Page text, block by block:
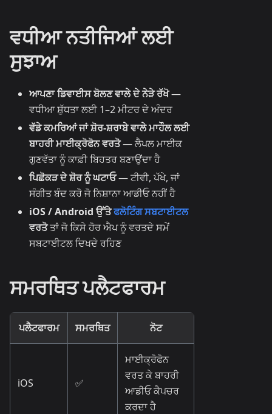
ਵਧੀਆ ਨਤੀਜਿਆਂ ਲਈ
ਸੁਝਾਅ
ਆਪਣਾ ਡਿਵਾਈਸ ਬੋਲਣ ਵਾਲੇ ਦੇ ਨੇੜੇ ਰੱਖੋ—
ਵਧੀਆ ਸ਼ੁੱਧਤਾ ਲਈ 1–2 ਮੀਟਰ ਦੇ ਅੰਦਰ
ਵੱਡੇ ਕਮਰਿਆਂ ਜਾਂ ਸ਼ੋਰ-ਸ਼ਰਾਬੇ ਵਾਲੇ ਮਾਹੌਲ ਲਈ
ਬਾਹਰੀ ਮਾਈਕ੍ਰੋਫੋਨ ਵਰਤੋ— ਲੈਪਲ ਮਾਈਕ
ਗੁਣਵੱਤਾ ਨੂੰ ਕਾਫ਼ੀ ਬਿਹਤਰ ਬਣਾਉਂਦਾ ਹੈ
ਪਿਛੋਕੜ ਦੇ ਸ਼ੋਰ ਨੂੰ ਘਟਾਓ— ਟੀਵੀ, ਪੱਖੇ, ਜਾਂ
ਸੰਗੀਤ ਬੰਦ ਕਰੋ ਜੋ ਨਿਸ਼ਾਨਾ ਆਡੀਓ ਨਹੀਂ ਹੈ
iOS / Android ਉੱਤੇਫਲੋਟਿੰਗ ਸਬਟਾਈਟਲ
ਵਰਤੋਤਾਂ ਜੋ ਕਿਸੇ ਹੋਰ ਐਪ ਨੂੰ ਵਰਤਦੇ ਸਮੇਂ
ਸਬਟਾਈਟਲ ਦਿਖਦੇ ਰਹਿਣ
ਸਮਰਥਿਤ ਪਲੈਟਫਾਰਮ
ਪਲੈਟਫਾਰਮ ਸਮਰਥਿਤ ਨੋਟ
iOS ✅
ਮਾਈਕ੍ਰੋਫੋਨ
ਵਰਤ ਕੇ ਬਾਹਰੀ
ਆਡੀਓ ਕੈਪਚਰ
ਕਰਦਾ ਹੈ